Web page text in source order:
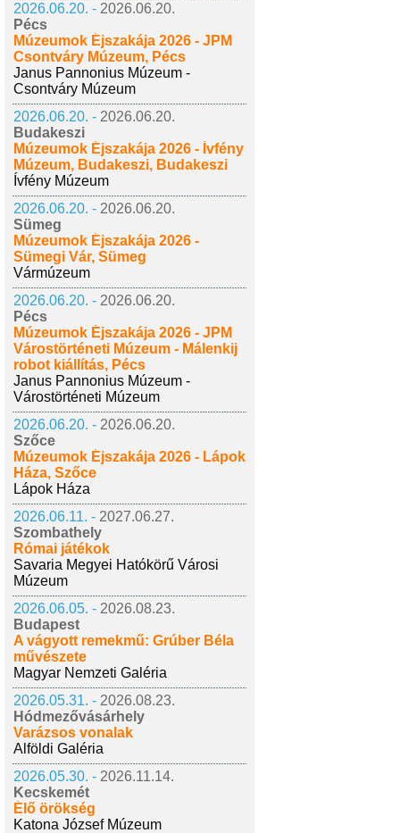
2026.06.20. - 2026.06.20.
Pécs
Múzeumok Éjszakája 2026 - JPM
Csontváry Múzeum, Pécs
Janus Pannonius Múzeum -
Csontváry Múzeum
2026.06.20. - 2026.06.20.
Budakeszi
Múzeumok Éjszakája 2026 - Ívfény
Múzeum, Budakeszi, Budakeszi
Ívfény Múzeum
2026.06.20. - 2026.06.20.
Sümeg
Múzeumok Éjszakája 2026 -
Sümegi Vár, Sümeg
Vármúzeum
2026.06.20. - 2026.06.20.
Pécs
Múzeumok Éjszakája 2026 - JPM
Várostörténeti Múzeum - Málenkij
robot kiállítás, Pécs
Janus Pannonius Múzeum -
Várostörténeti Múzeum
2026.06.20. - 2026.06.20.
Szőce
Múzeumok Éjszakája 2026 - Lápok
Háza, Szőce
Lápok Háza
2026.06.11. - 2027.06.27.
Szombathely
Római játékok
Savaria Megyei Hatókörű Városi
Múzeum
2026.06.05. - 2026.08.23.
Budapest
A vágyott remekmű: Grúber Béla
művészete
Magyar Nemzeti Galéria
2026.05.31. - 2026.08.23.
Hódmezővásárhely
Varázsos vonalak
Alföldi Galéria
2026.05.30. - 2026.11.14.
Kecskemét
Élő örökség
Katona József Múzeum